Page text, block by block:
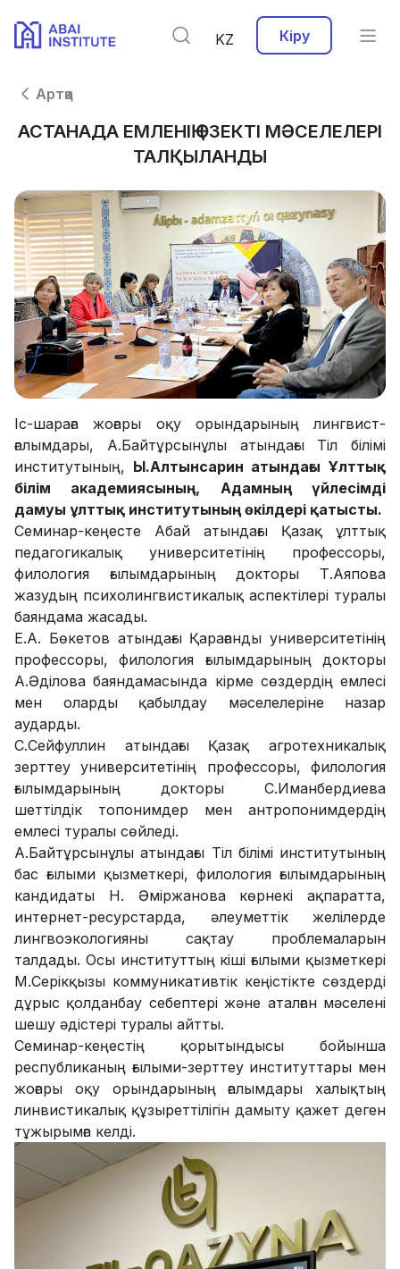
KZ Кіру
Артқа
АСТАНАДА ЕМЛЕНІҢ ӨЗЕКТІ МӘСЕЛЕЛЕРІ
ТАЛҚЫЛАНДЫ
Іс-шараға жоғары оқу орындарының лингвист-
ғалымдары, А.Байтұрсынұлы атындағы Тіл білімі
институтының, Ы.Алтынсарин атындағы Ұлттық
білім академиясының,
Адамның үйлесімді
дамуы ұлттық институтының өкілдері қатысты.
Семинар-кеңесте Абай атындағы Қазақ ұлттық
педагогикалық университетінің профессоры,
филология ғылымдарының докторы Т.Аяпова
жазудың психолингвистикалық аспектілері туралы
баяндама жасады.
Е.А. Бөкетов атындағы Қарағанды университетінің
профессоры, филология ғылымдарының докторы
А.Әділова баяндамасында кірме сөздердің емлесі
мен оларды қабылдау мәселелеріне назар
аударды.
С.Сейфуллин атындағы Қазақ агротехникалық
зерттеу университетінің профессоры, филология
ғылымдарының докторы С.Иманбердиева
шеттілдік топонимдер мен антропонимдердің
емлесі туралы сөйледі.
А.Байтұрсынұлы атындағы Тіл білімі институтының
бас ғылыми қызметкері, филология ғылымдарының
кандидаты Н. Әміржанова көрнекі ақпаратта,
интернет-ресурстарда, әлеуметтік желілерде
лингвоэкологияны сақтау проблемаларын
талдады. Осы институттың кіші ғылыми қызметкері
М.Серікқызы коммуникативтік кеңістікте сөздерді
дұрыс қолданбау себептері және аталған мәселені
шешу әдістері туралы айтты.
Семинар-кеңестің қорытындысы бойынша
республиканың ғылыми-зерттеу институттары мен
жоғары оқу орындарының ғалымдары халықтың
линвистикалық құзыреттілігін дамыту қажет деген
тұжырымға келді.